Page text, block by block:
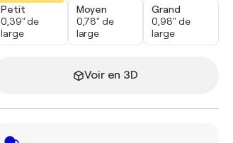
Petit
0,39" de
large
Moyen
0,78" de
large
Grand
0,98" de
large
Voir en 3D